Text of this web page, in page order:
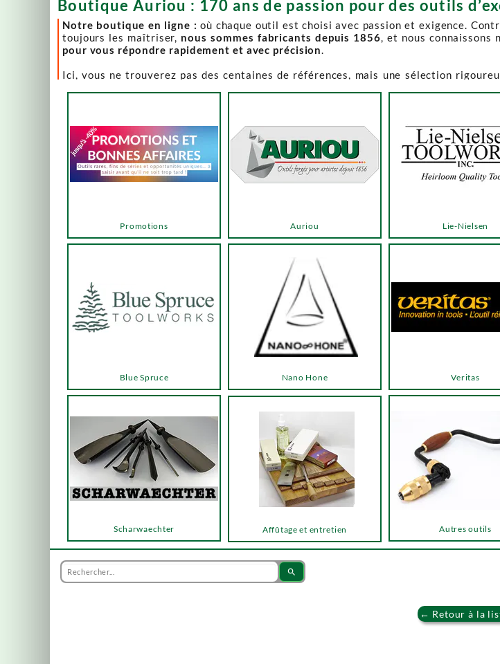
Boutique Auriou : 170 ans de passion pour des outils
Notre boutique en ligne :où chaque outil est choisi avec passion et exigence.
toujours les maîtriser, nous sommes fabricants depuis 1856, et nous connaissons
pour vous répondre rapidement et avec précision.
Ici, vous ne trouverez pas des centaines de références, mais une sélection
accéder via les menus ou les boutons ci-dessous.
Un produit en rupture de stock ? Nous travaillons activement à son
en savoir plus.
En bas de cette page, découvrez l’intégralité de notre catalogue. Pour affiner
Lie-Nielsen
Promotions Auriou
Blue Spruce Veritas
Nano Hone
Autres outils
Scharwaechter Affûtage et entretien
search
← Retour à la